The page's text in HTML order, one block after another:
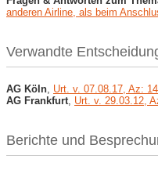
anderen Airline, als beim
Verwandte
AG Köln Urt. v. 07.08.17, Az:
AG Frankfurt Urt. v. 29.03.12,
Berichte und